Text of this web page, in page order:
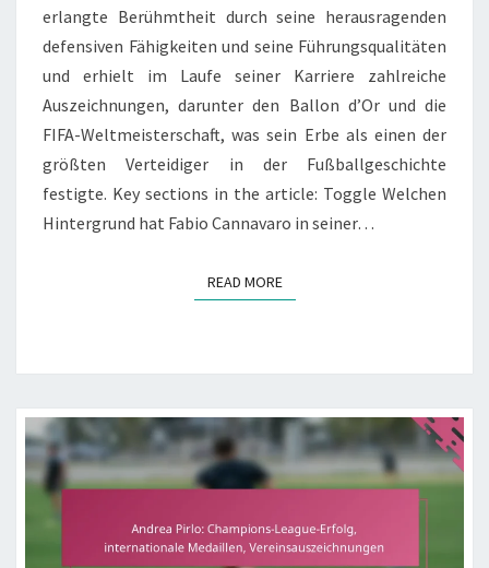
erlangte Berühmtheit durch seine herausragenden
defensiven Fähigkeiten und seine Führungsqualitäten
und erhielt im Laufe seiner Karriere zahlreiche
Auszeichnungen, darunter den Ballon d’Or und die
FIFA-Weltmeisterschaft, was sein Erbe als einen der
größten Verteidiger in der Fußballgeschichte
festigte. Key sections in the article: Toggle Welchen
Hintergrund hat Fabio Cannavaro in seiner…
READ MOREREAD MORE